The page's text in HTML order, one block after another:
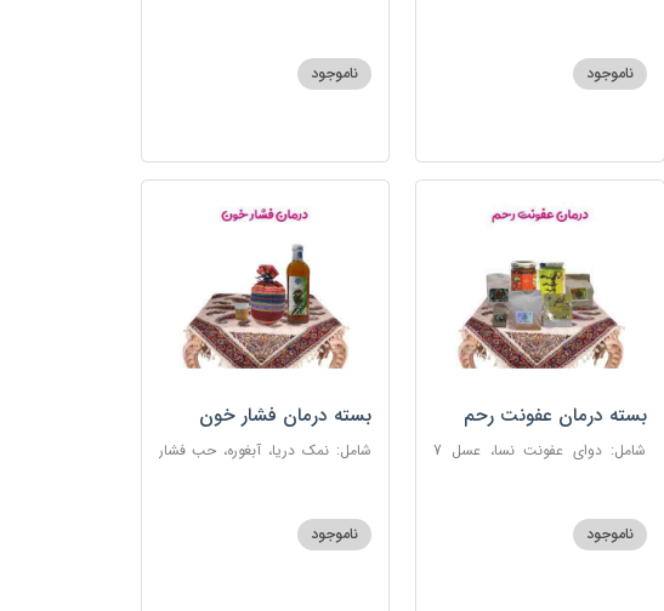
ناموجود
ناموجود
بسته درمان عفونت رحم
شامل: دوای عفونت نسا، عسل 7
اعلاناموجود
بسته درمان فشار خون
شامل: نمک دریا، آبغوره، حب فشار
ناموجود